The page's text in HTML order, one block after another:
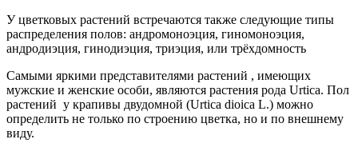
У цветковых растений встречаются также следующие типы
распределения полов: андромоноэция, гиномоноэция,
андродиэция, гинодиэция, триэция, или трёхдомность
Самыми яркими представителями растений , имеющих
мужские и женские особи, являются растения рода Urtica. Пол
растений у крапивы двудомной (Urtica dioica L.) можно
определить не только по строению цветка, но и по внешнему
виду.